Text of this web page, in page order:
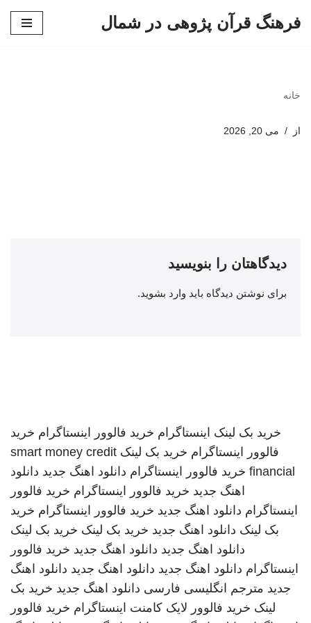
فرهنگ قرآن پژوهی در شمال
خانه
از می 20, 2026
دیدگاهتان را بنویسید
برای نوشتن دیدگاه باید وارد بشوید.
خرید بک لینک اینستاگرام خرید فالوور اینستاگرام خرید
فالوور اینستاگرام خرید بک لینک smart money credit
financial خرید فالوور اینستاگرام دانلود اهنگ جدید دانلود
اهنگ جدید خرید فالوور اینستاگرام خرید فالوور
اینستاگرام دانلود اهنگ جدید خرید فالوور اینستاگرام خرید
بک لینک دانلود اهنگ جدید خرید بک لینک خرید بک لینک
دانلود اهنگ جدید دانلود اهنگ جدید خرید فالوور
اینستاگرام دانلود اهنگ جدید دانلود اهنگ جدید دانلود اهنگ
جدید مترجم انگلیسی فارسی دانلود اهنگ جدید خرید بک
لینک خرید فالوور لایک کامنت اینستاگرام خرید فالوور